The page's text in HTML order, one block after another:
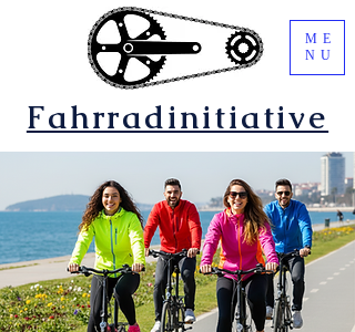
Fahrradinitiative
ME
NU